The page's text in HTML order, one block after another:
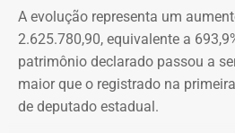
primeiro é o temor de continuar
agressor. E o outro é o que vai
que a denúncia for feita. Afinal,
brecha legal permita que o
fique impune”, comenta.
A evolução representa um
2.625.780,90, equivalente a
patrimônio declarado passou a
maior que o registrado na
de deputado estadual.